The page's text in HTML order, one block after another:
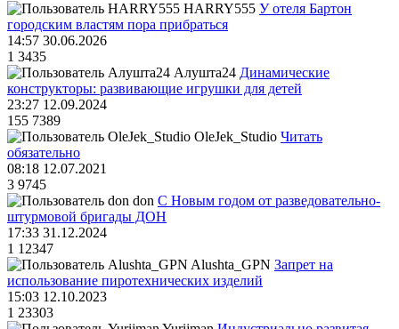
HARRY555 У отеля Бартон
городским властям пора прибраться
14:57 30.06.2026
1 3435
Алушта24 Динамические
конструкторы: развивающие игрушки для детей
23:27 12.09.2024
155 7389
OleJek_Studio Читать
обязательно
08:18 12.07.2021
3 9745
don С Новым годом от разведовательно-
штурмовой бригады ДОН
17:33 31.12.2024
1 12347
Alushta_GPN Запрет на
использование пиротехнических изделий
15:03 12.10.2023
1 23303